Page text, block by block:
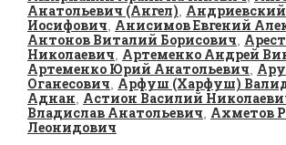
Анатольевич (Ангел),
Иосифович, Анисимов Евгений
Антонов Виталий Борисович,
Николаевич, Артеменко Андрей
Артеменко Юрий Анатольевич,
Оганесович, Арфуш (Харфуш)
Аднан, Астион Василий
Владислав Анатольевич, Ахметов
Леонидович